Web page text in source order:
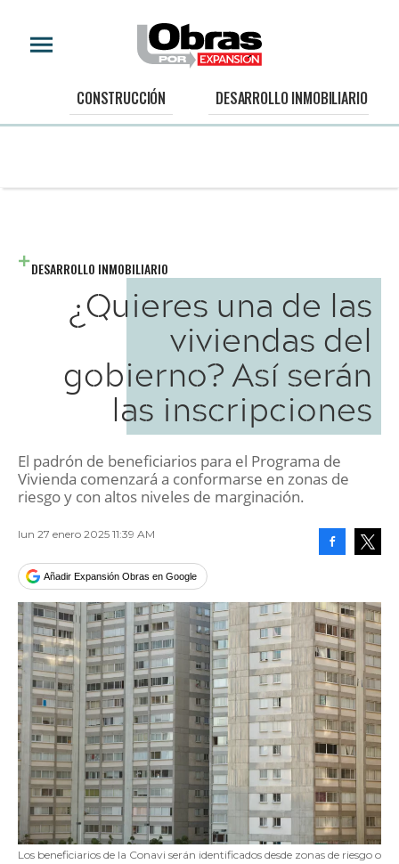
CONSTRUCCIÓN DESARROLLO INMOBILIARIO
DESARROLLO INMOBILIARIO
¿Quieres una de las
viviendas del
gobierno? Así serán
las inscripciones
El padrón de beneficiarios para el Programa de
Vivienda comenzará a conformarse en zonas de
riesgo y con altos niveles de marginación.
lun 27 enero 2025 11:39 AM
Añadir Expansión Obras en Google
Los beneficiarios de la Conavi serán identificados desde zonas de riesgo o